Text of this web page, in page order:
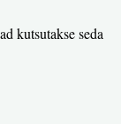
kutsutakse seda